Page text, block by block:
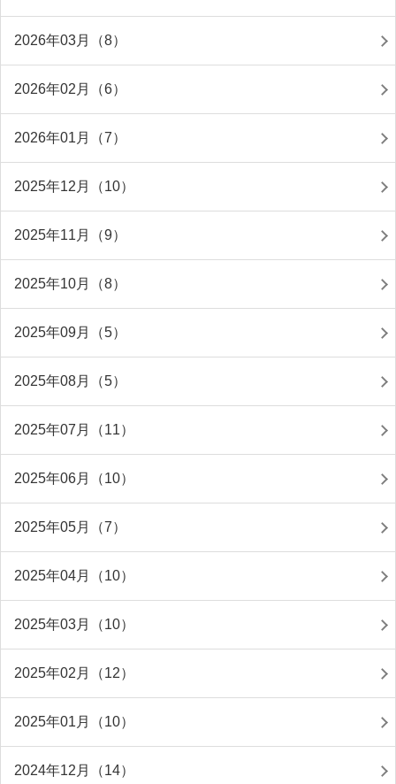
2026年03月（8）
2026年02月（6）
2026年01月（7）
2025年12月（10）
2025年11月（9）
2025年10月（8）
2025年09月（5）
2025年08月（5）
2025年07月（11）
2025年06月（10）
2025年05月（7）
2025年04月（10）
2025年03月（10）
2025年02月（12）
2025年01月（10）
2024年12月（14）